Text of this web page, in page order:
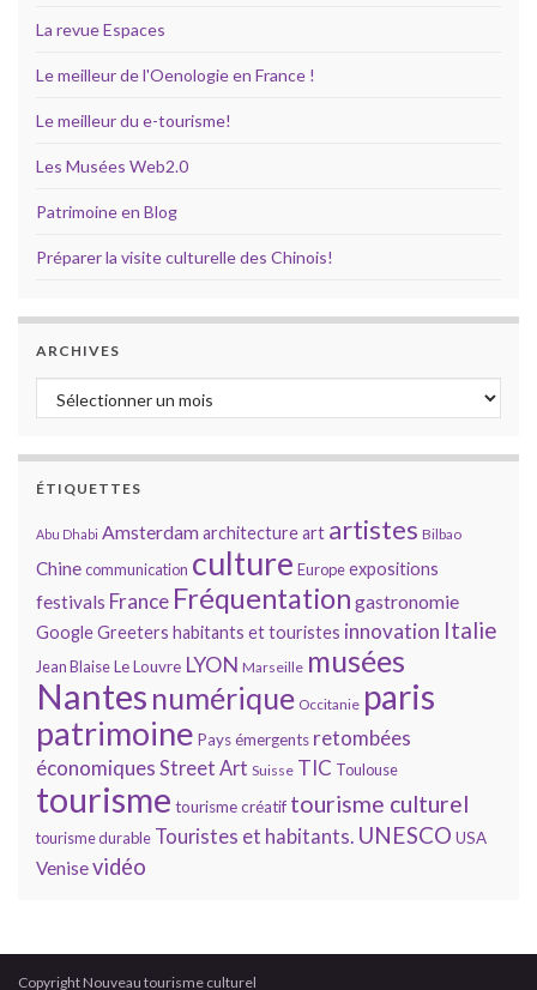
La revue Espaces
Le meilleur de l'Oenologie en France !
Le meilleur du e-tourisme!
Les Musées Web2.0
Patrimoine en Blog
Préparer la visite culturelle des Chinois!
ARCHIVES
Archives
ÉTIQUETTES
Abu Dhabi Amsterdamarchitectureart artistes Bilbao
Chinecommunication culture Europeexpositions
festivals France Fréquentation gastronomie
GoogleGreeters habitants et touristes innovation Italie
Jean BlaiseLe Louvre LYON Marseille musées
Nantes numérique Occitanie paris
patrimoine Pays émergents retombées
économiques Street Art Suisse TIC Toulouse
tourisme tourisme créatif tourisme culturel
tourisme durable Touristes et habitants. UNESCO USA
Venisevidéo
Copyright Nouveau tourisme culturel